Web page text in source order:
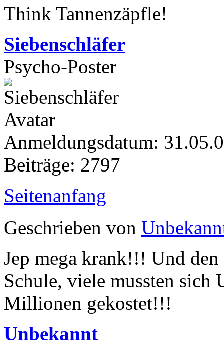
Think Tannenzäpfle!
Siebenschläfer
Psycho-Poster
Anmeldungsdatum:
Beiträge: 2797
Seitenanfang
Geschrieben von
Jep mega krank!!! Und
Schule, viele mussten sich
Millionen gekostet!!!
Unbekannt